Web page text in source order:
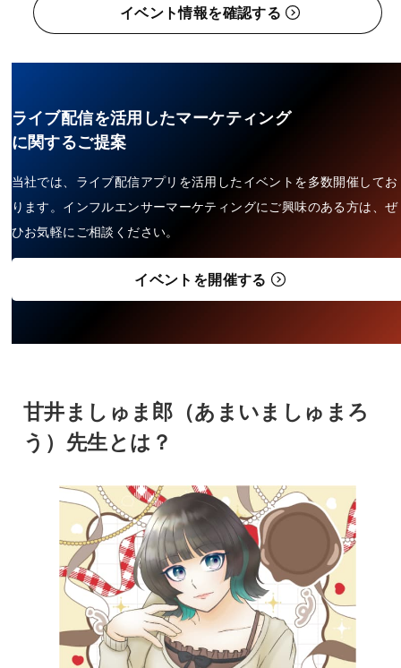
イベント情報を確認する
ライブ配信を活用したマーケティング
に関するご提案
当社では、ライブ配信アプリを活用したイベントを多数開催してお
ります。インフルエンサーマーケティングにご興味のある方は、ぜ
ひお気軽にご相談ください。
イベントを開催する
甘井ましゅま郎（あまいましゅまろ
う）先生とは？